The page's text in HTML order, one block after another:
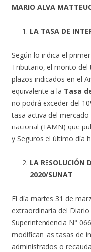
MARIO ALVA
LA TASA DE
Según lo indica el
Tributario, el monto del
plazos indicados en el
equivalente a la Tasa
no podrá exceder del
tasa activa del
nacional (TAMN) que
y Seguros el último día
LA RESOLUCIÓN
2020/SUNAT
El día martes 31 de
extraordinaria del Diario
Superintendencia N°
modifican las tasas de
administrados o